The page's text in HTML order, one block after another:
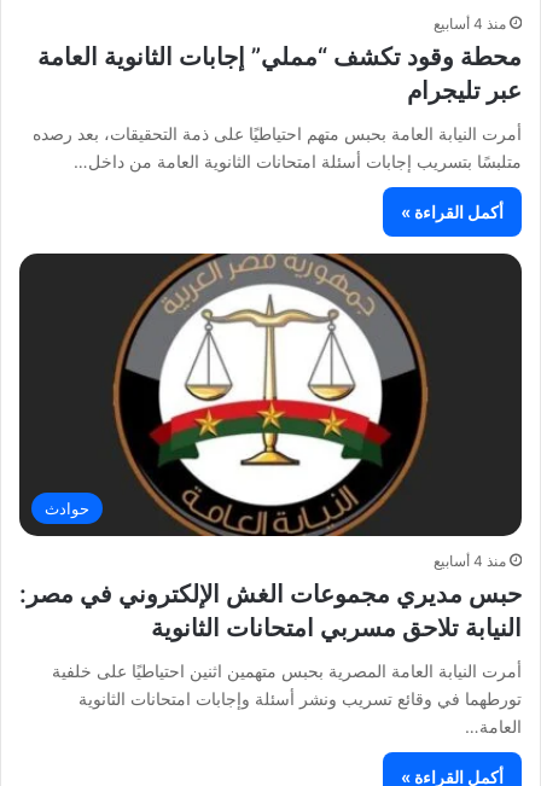
منذ 4 أسابيع
محطة وقود تكشف “مملي” إجابات الثانوية العامة
عبر تليجرام
أمرت النيابة العامة بحبس متهم احتياطيًا على ذمة التحقيقات، بعد رصده
متلبسًا بتسريب إجابات أسئلة امتحانات الثانوية العامة من داخل…
أكمل القراءة »
حوادث
منذ 4 أسابيع
حبس مديري مجموعات الغش الإلكتروني في مصر:
النيابة تلاحق مسربي امتحانات الثانوية
أمرت النيابة العامة المصرية بحبس متهمين اثنين احتياطيًا على خلفية
تورطهما في وقائع تسريب ونشر أسئلة وإجابات امتحانات الثانوية
العامة…
أكمل القراءة »